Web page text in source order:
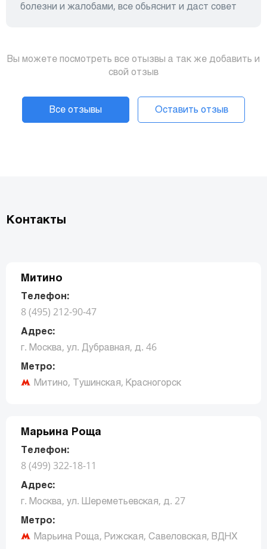
болезни и жалобами, все обьяснит и даст совет
Вы можете посмотреть все отызвы а так же добавить и
свой отзыв
Все отзывы Оставить отзыв
Контакты
Митино
Телефон:
8 (495) 212-90-47
Адрес:
г. Москва, ул. Дубравная, д. 46
Метро:
Митино, Тушинская, Красногорск
Марьина Роща
Телефон:
8 (499) 322-18-11
Адрес:
г. Москва, ул. Шереметьевская, д. 27
Метро:
Марьина Роща, Рижская, Савеловская, ВДНХ